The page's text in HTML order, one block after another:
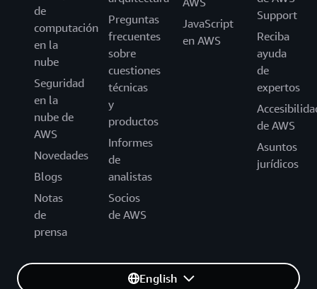
de
computación
en la
nube
Seguridad
en la
nube de
AWS
Novedades
Blogs
Notas
de
prensa
Preguntas
frecuentes
sobre
cuestiones
técnicas
y
productos
Informes
de
analistas
Socios
de AWS
JavaScript
en AWS
Support
Reciba
ayuda
de
expertos
de AWS
Asuntos
jurídicos
English